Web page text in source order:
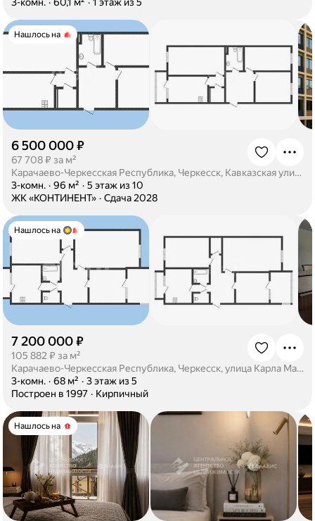
Нашлось на
6 500 000 ₽
67 708 ₽ за м²
Карачаево-Черкесская Республика, Черкесск, Кавказская улица, 151
3-комн. · 96 м² · 5 этаж из 10
ЖК «КОНТИНЕНТ» · Сдача 2028
Нашлось на
7 200 000 ₽
105 882 ₽ за м²
Карачаево-Черкесская Республика, Черкесск, улица Карла Маркса, 25
3-комн. · 68 м² · 3 этаж из 5
Построен в 1997 · Кирпичный
Нашлось на